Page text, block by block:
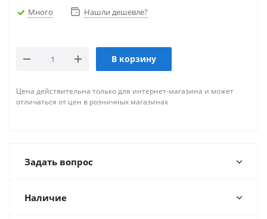
Много Нашли дешевле?
В корзину
Цена действительна только для интернет-магазина и может
отличаться от цен в розничных магазинах
Задать вопрос
Наличие